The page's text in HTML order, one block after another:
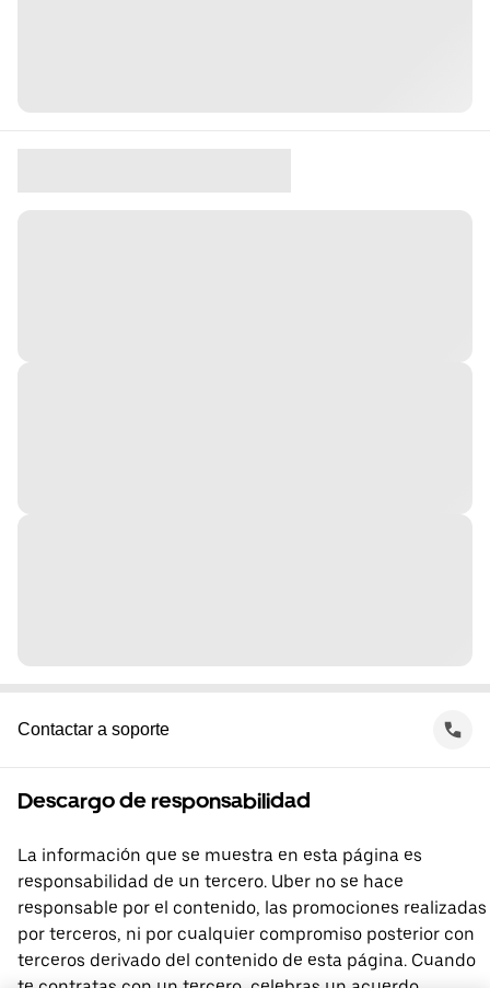
Contactar a soporte
Descargo de responsabilidad
La información que se muestra en esta página es
responsabilidad de un tercero. Uber no se hace
responsable por el contenido, las promociones realizadas
por terceros, ni por cualquier compromiso posterior con
terceros derivado del contenido de esta página. Cuando